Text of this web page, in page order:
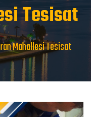
Tesisat
Mahallesi Tesisat